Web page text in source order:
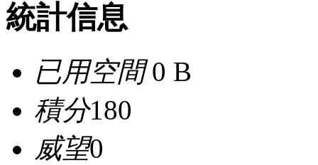
統計信息
已用空間0 B
積分180
威望0